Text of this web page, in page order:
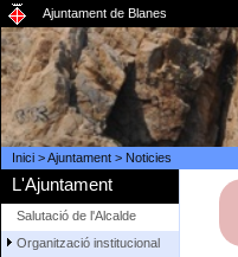
Ajuntament de Blanes
Inici>Ajuntament> Noticies
L'Ajuntament
Salutació de l'Alcalde
Organització institucional